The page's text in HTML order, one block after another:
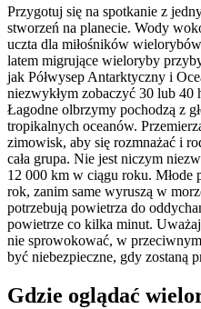
Przygotuj się na spotkanie z
stworzeń na planecie. Wody
uczta dla miłośników
latem migrujące wieloryby
jak Półwysep Antarktyczny i
niezwykłym zobaczyć 30 lub 40
Łagodne olbrzymy pochodzą z
tropikalnych oceanów.
zimowisk, aby się rozmnażać i
cała grupa. Nie jest niczym
12 000 km w ciągu roku. Młode
rok, zanim same wyruszą w
potrzebują powietrza do
powietrze co kilka minut.
nie sprowokować, w
być niebezpieczne, gdy zostaną
Gdzie oglądać